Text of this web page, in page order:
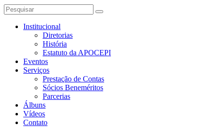
Institucional
Diretorias
História
Estatuto da APOCEPI
Eventos
Serviços
Prestação de Contas
Sócios Beneméritos
Parcerias
Álbuns
Vídeos
Contato